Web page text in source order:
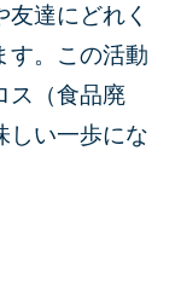
達にどれく
す。この活動
ス（食品廃
しい一歩にな